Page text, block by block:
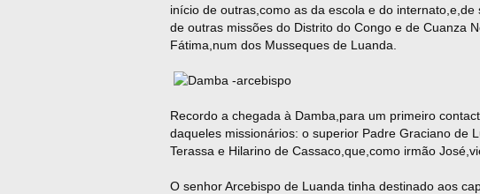
início de outras,como as da escola e do
de outras missões do Distrito do Congo e de Cuanza
Fátima,num dos Musseques de Luanda.
Recordo a chegada à Damba,para um primeiro
daqueles missionários: o superior Padre Graciano de
Terassa e Hilarino de Cassaco,que,como irmão
O senhor Arcebispo de Luanda tinha destinado aos